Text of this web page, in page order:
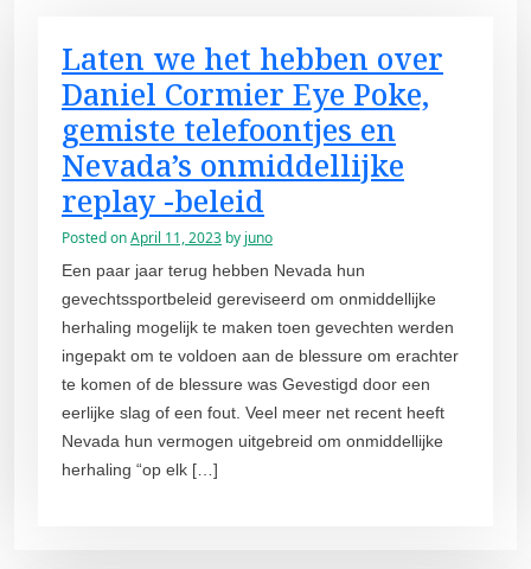
Laten we het hebben over
Daniel Cormier Eye Poke,
gemiste telefoontjes en
Nevada’s onmiddellijke
replay -beleid
Posted onApril 11, 2023 by juno
Een paar jaar terug hebben Nevada hun
gevechtssportbeleid gereviseerd om onmiddellijke
herhaling mogelijk te maken toen gevechten werden
ingepakt om te voldoen aan de blessure om erachter
te komen of de blessure was Gevestigd door een
eerlijke slag of een fout. Veel meer net recent heeft
Nevada hun vermogen uitgebreid om onmiddellijke
herhaling “op elk […]